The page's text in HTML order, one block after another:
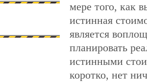
мере того, как
истинная
является
планировать
истинными
коротко, нет